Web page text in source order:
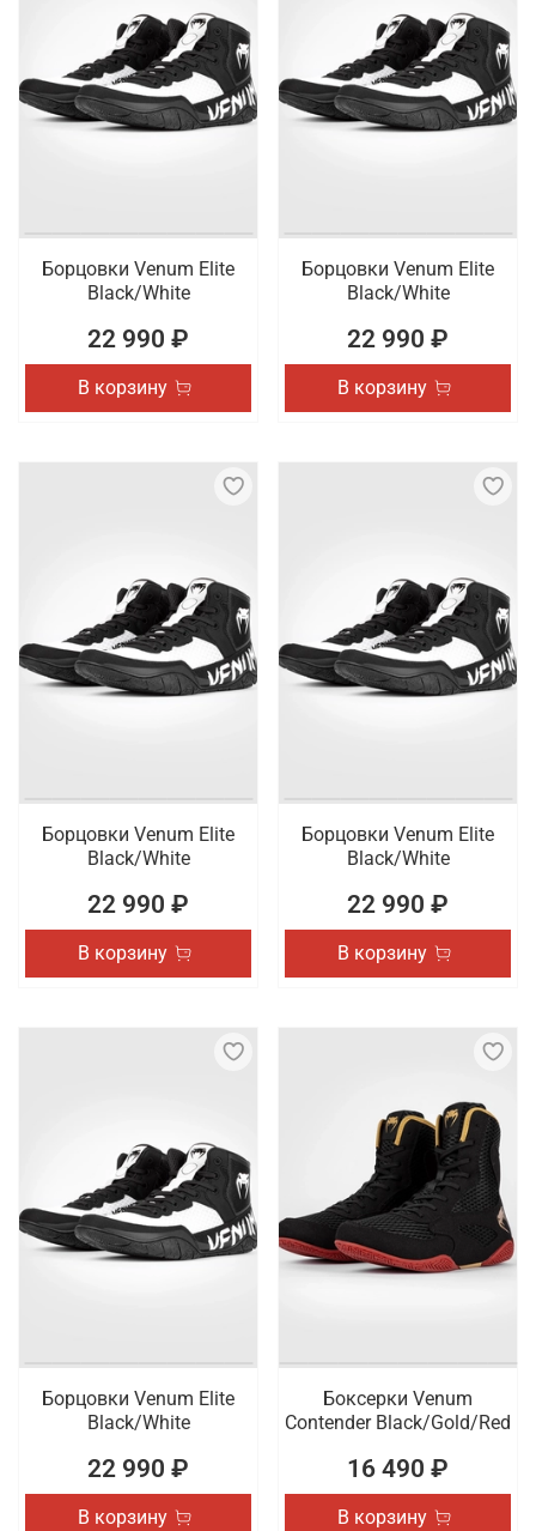
Борцовки Venum Elite
Black/White
22 990 ₽
В корзину
Борцовки Venum Elite
Black/White
22 990 ₽
В корзину
Борцовки Venum Elite
Black/White
22 990 ₽
В корзину
Борцовки Venum Elite
Black/White
22 990 ₽
В корзину
Борцовки Venum Elite
Black/White
22 990 ₽
В корзину
Боксерки Venum
Contender Black/Gold/Red
16 490 ₽
В корзину